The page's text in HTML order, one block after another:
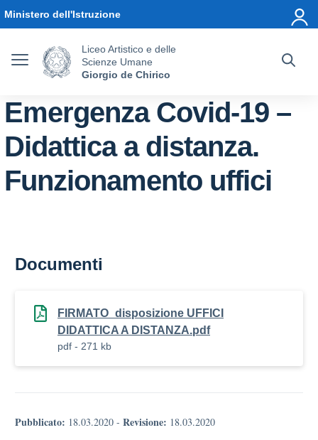
Ministero dell'Istruzione
Liceo Artistico e delle
Scienze Umane
Giorgio de Chirico
Emergenza Covid-19 –
Didattica a distanza.
Funzionamento uffici
Documenti
FIRMATO_disposizione UFFICI
DIDATTICA A DISTANZA.pdf
pdf - 271 kb
Pubblicato: 18.03.2020 - Revisione: 18.03.2020